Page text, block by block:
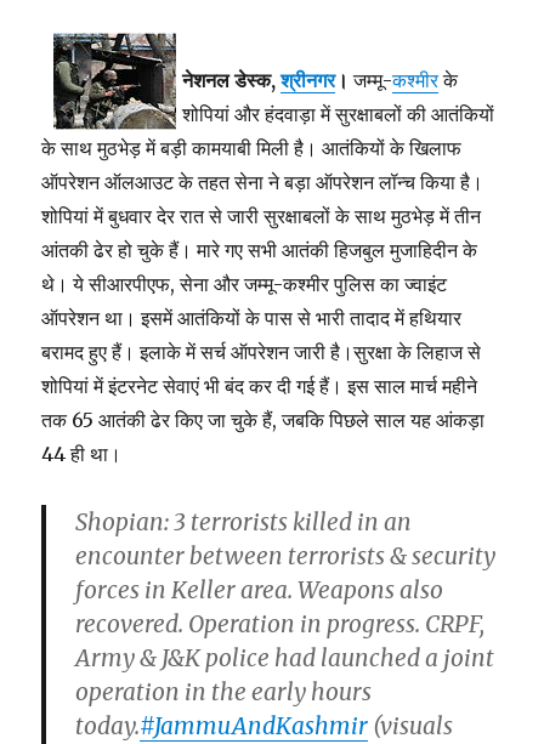
नेशनल डेस्क,श्रीनगर। जम्मू-कश्मीरके
शोपियां और हंदवाड़ा में सुरक्षाबलों की आतंकियों
के साथ मुठभेड़ में बड़ी कामयाबी मिली है। आतंकियों के खिलाफ
ऑपरेशन ऑलआउट के तहत सेना ने बड़ा ऑपरेशन लॉन्च किया है।
शोपियांमेंबुधवार देर रात से जारी सुरक्षाबलों के साथ मुठभेड़ में तीन
आंतकी ढेर हो चुके हैं। मारे गए सभी आतंकी हिजबुल मुजाहिदीन के
थे। ये सीआरपीएफ, सेना और जम्मू-कश्मीर पुलिस का ज्वाइंट
ऑपरेशन था। इसमें आतंकियों के पास से भारी तादाद में हथियार
बरामद हुए हैं। इलाके में सर्च ऑपरेशन जारी है।सुरक्षा के लिहाज से
शोपियां में इंटरनेट सेवाएं भी बंद कर दी गई हैं। इस साल मार्च महीने
तक 65 आतंकी ढेर किए जा चुके हैं, जबकि पिछले साल यह आंकड़ा
44 ही था।
Shopian: 3 terrorists killed in an
encounter between terrorists & security
forces in Keller area. Weapons also
recovered. Operation in progress. CRPF,
Army & J&K police had launched a joint
operation in the early hours
today.#JammuAndKashmir (visuals